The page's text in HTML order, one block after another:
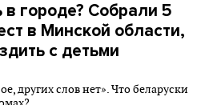
городе? Собрали 5
в Минской области,
с детьми